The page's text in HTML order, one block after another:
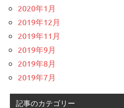
2020年1月
2019年12月
2019年11月
2019年9月
2019年8月
2019年7月
記事のカテゴリー